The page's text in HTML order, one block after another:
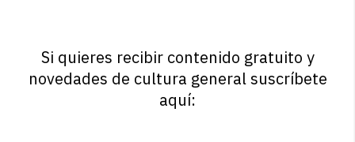
Si quieres recibir contenido gratuito y
novedades de cultura general suscríbete
aquí: